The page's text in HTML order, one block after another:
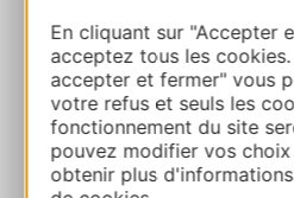
En cliquant sur "Accepter
acceptez tous les
accepter et fermer" vous
votre refus et seuls les
fonctionnement du site
pouvez modifier vos
obtenir plus
Website
ADD TO FAVORITES